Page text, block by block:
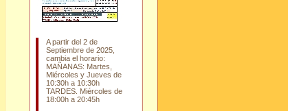
A partir del 2 de
Septiembre de 2025,
cambia el horario:
MAÑANAS: Martes,
Miércoles y Jueves de
10:30h a 10:30h
TARDES. Miércoles de
18:00h a 20:45h